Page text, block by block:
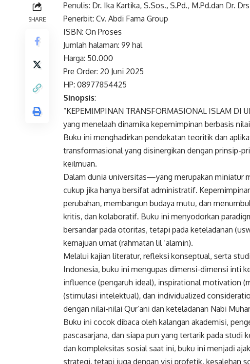
SHARE
Penulis: Dr. Ika Kartika, S.Sos., S.Pd., M.Pd.dan Dr.
Penerbit: Cv. Abdi Fama Group
ISBN: On Proses
Jumlah halaman: 99 hal
Harga: 50.000
Pre Order: 20 Juni 2025
HP: 08977854425
Sinopsis:
“KEPEMIMPINAN TRANSFORMASIONAL ISLAM DI
yang menelaah dinamika kepemimpinan berbasis
Buku ini menghadirkan pendekatan teoritik dan
transformasional yang disinergikan dengan prinsip-
keilmuan.
Dalam dunia universitas—yang merupakan
cukup jika hanya bersifat administratif.
perubahan, membangun budaya mutu, dan
kritis, dan kolaboratif. Buku ini menyodorkan
bersandar pada otoritas, tetapi pada keteladanan
kemajuan umat (rahmatan lil ‘alamin).
Melalui kajian literatur, refleksi konseptual, serta
Indonesia, buku ini mengupas dimensi-dimensi inti
influence (pengaruh ideal), inspirational motivation
(stimulasi intelektual), dan individualized
dengan nilai-nilai Qur’ani dan keteladanan Nabi
Buku ini cocok dibaca oleh kalangan akademisi,
pascasarjana, dan siapa pun yang tertarik pada
dan kompleksitas sosial saat ini, buku ini menjadi
strategi, tetapi juga dengan visi profetik, kesalehan